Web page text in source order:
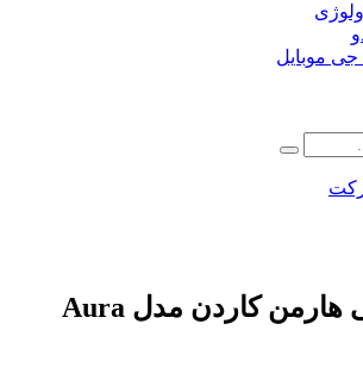
موبایل
اسپیکر بلوتوثی هارمن کاردن مدل Aura